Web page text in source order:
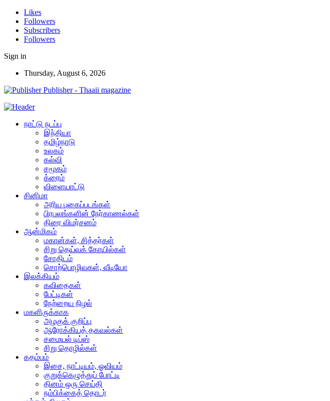
Likes
Followers
Subscribers
Followers
Sign in
Thursday, August 6, 2026
Publisher - Thaaii magazine
நாட்டு நடப்பு
இந்தியா
தமிழ்நாடு
உலகம்
கல்வி
சமூகம்
க்ரைம்
விளையாட்டு
சினிமா
அரிய புகைப்படங்கள்
பிரபலங்களின் நேர்காணல்கள்
திரை விமர்சனம்
ஆன்மிகம்
மகான்கள், சித்தர்கள்
சிறு தெய்வக் கோயில்கள்
சோதிடம்
சொற்பொழிவுகள், வீடியோ
இலக்கியம்
கவிதைகள்
பேட்டிகள்
நேற்றைய நிழல்
மகளிருக்காக
அழகுக் குறிப்பு
ஆரோக்கியத் தகவல்கள்
சமையல் டிப்ஸ்
சிறு தொழில்கள்
கதம்பம்
இசை, நாட்டியம், ஓவியம்
குறுக்கெழுத்துப் போட்டி
தினம் ஒரு செய்தி
நம்பிக்கைத் தொடர்